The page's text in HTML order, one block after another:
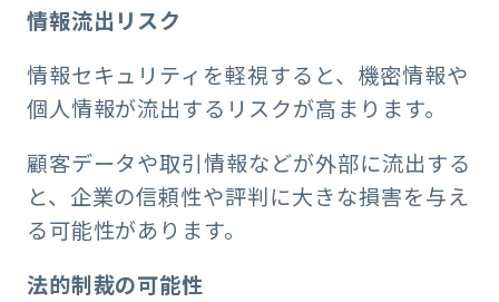
情報流出リスク
情報セキュリティを軽視すると、機密情報や
個人情報が流出するリスクが高まります。
顧客データや取引情報などが外部に流出する
と、企業の信頼性や評判に大きな損害を与え
る可能性があります。
法的制裁の可能性